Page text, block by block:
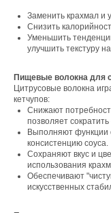
Заменить крахмал и
Снизить
Уменьшить
улучшить текстуру
Пищевые волокна для
Цитрусовые волокна
кетчупов:
Снижают
позволяет
Выполняют функции
консистенцию соуса.
Сохраняют вкус и
использования
Обеспечивают
искусственных